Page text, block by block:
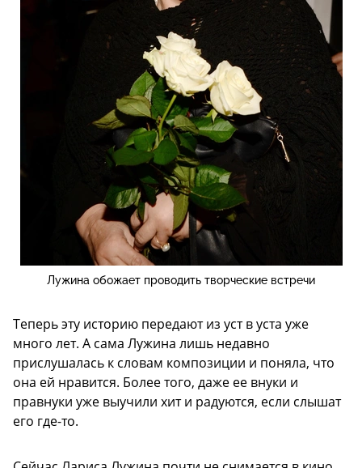
Лужина обожает проводить творческие встречи
Теперь эту историю передают из уст в уста уже
много лет. А сама Лужина лишь недавно
прислушалась к словам композиции и поняла, что
она ей нравится. Более того, даже ее внуки и
правнуки уже выучили хит и радуются, если слышат
его где-то.